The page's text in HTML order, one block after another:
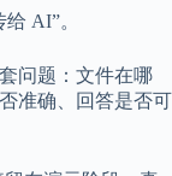
AI”。
问题：文件在哪
准确、回答是否可